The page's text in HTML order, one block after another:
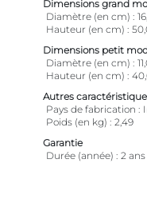
Dimensions grand
Diamètre (en cm)
Hauteur (en cm)
Dimensions petit
Diamètre (en cm)
Hauteur (en cm)
Autres
Pays de fabrication
Poids (en kg)
2,49
Garantie
Durée (année)
2 ans